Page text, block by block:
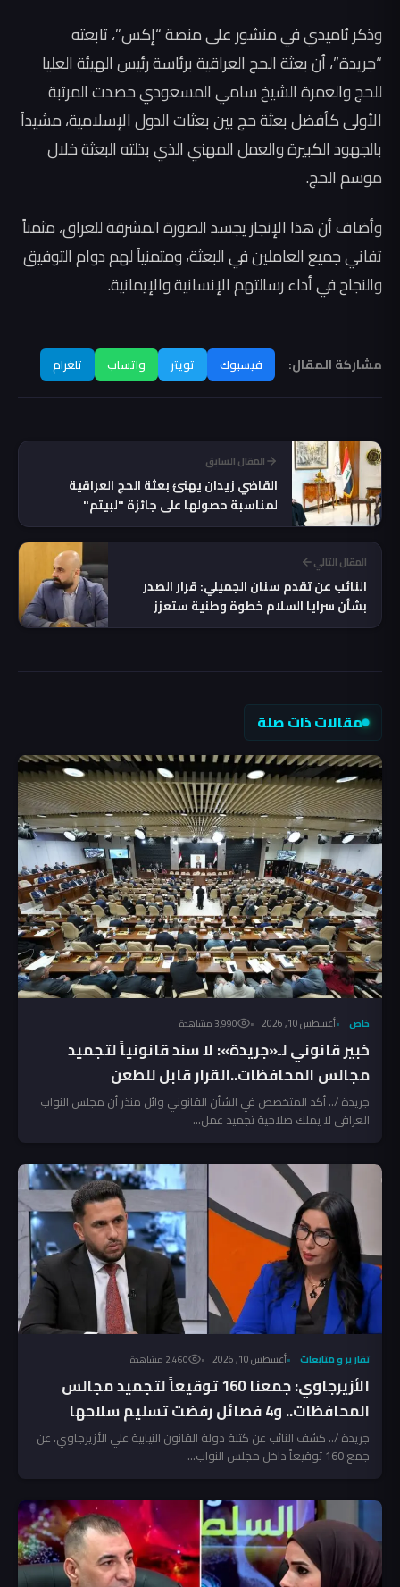
وذكر ئاميدي في منشور على منصة “إكس”، تابعته
“جريدة”، أن بعثة الحج العراقية برئاسة رئيس الهيئة العليا
للحج والعمرة الشيخ سامي المسعودي حصدت المرتبة
الأولى كأفضل بعثة حج بين بعثات الدول الإسلامية، مشيداً
بالجهود الكبيرة والعمل المهني الذي بذلته البعثة خلال
موسم الحج.
وأضاف أن هذا الإنجاز يجسد الصورة المشرقة للعراق، مثمناً
تفاني جميع العاملين في البعثة، ومتمنياً لهم دوام التوفيق
والنجاح في أداء رسالتهم الإنسانية والإيمانية.
مشاركة المقال: فيسبوك تويتر واتساب تلغرام
المقال السابق
القاضي زيدان يهنئ بعثة الحج العراقية
لمناسبة حصولها على جائزة "لبيتم"
المقال التالي
النائب عن تقدم سنان الجميلي: قرار الصدر
بشأن سرايا السلام خطوة وطنية ستعزز
هيبة الدولة
مقالات ذات صلة
خاص أغسطس 10, 2026 3٬990 مشاهدة
خبير قانوني لـ«جريدة»: لا سند قانونياً لتجميد
مجالس المحافظات..القرار قابل للطعن
جريدة /.. أكد المتخصص في الشأن القانوني وائل منذر أن مجلس النواب
العراقي لا يملك صلاحية تجميد عمل...
تقارير و متابعات أغسطس 10, 2026 2٬460 مشاهدة
الأزيرجاوي: جمعنا 160 توقيعاً لتجميد مجالس
المحافظات.. و4 فصائل رفضت تسليم سلاحها
جريدة /.. كشف النائب عن كتلة دولة القانون النيابية علي الأزيرجاوي، عن
جمع 160 توقيعاً داخل مجلس النواب...